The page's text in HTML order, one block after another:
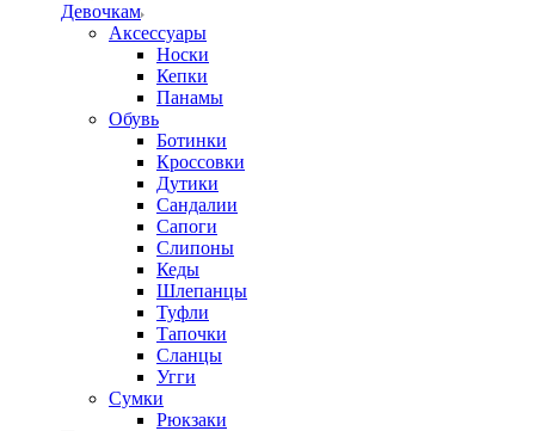
Девочкам
Аксессуары
Носки
Кепки
Панамы
Обувь
Ботинки
Кроссовки
Дутики
Сандалии
Сапоги
Слипоны
Кеды
Шлепанцы
Туфли
Тапочки
Сланцы
Угги
Сумки
Рюкзаки